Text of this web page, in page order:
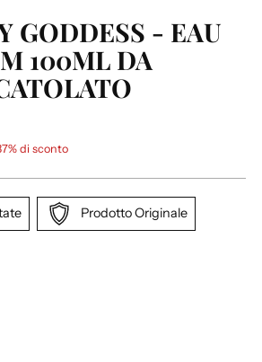
GODDESS - EAU
100ML DA
di sconto
Prodotto Originale